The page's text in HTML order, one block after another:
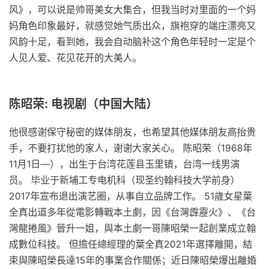
风》，可以说是帅哥美女大集合，但我当时对里面的一个妈
妈角色印象最好，就感觉她气质出众，旗袍穿的端庄漂亮又
风韵十足，看到她，我会自动脑补这个角色年轻时一定是个
人见人爱、花见花开的大美人。
陈昭荣: 电视剧（中国大陆）
他很感谢保守秘密的媒体朋友，也希望其他媒体朋友高抬贵
手，不要打扰他的家人，谢谢大家关心。 陈昭荣（1968年
11月1日—），出生于台湾花莲县玉里镇，台湾一线男演
员。 毕业于新埔工专电机科（现圣约翰科技大学前身）
2017年宣布退出演艺圈，从事自立品牌工作。 51歲女星葉
全真出道多年從電影轉戰本土劇，因《台灣霹靂火》、《台
灣龍捲風》晉升一姐，與本土劇一哥陳昭榮一起創業成立翰
成數位科技。 但擔任總經理的葉全真2021年選擇離開，結
束與陳昭榮長達15年的事業合作關係；近日陳昭榮爆出離婚